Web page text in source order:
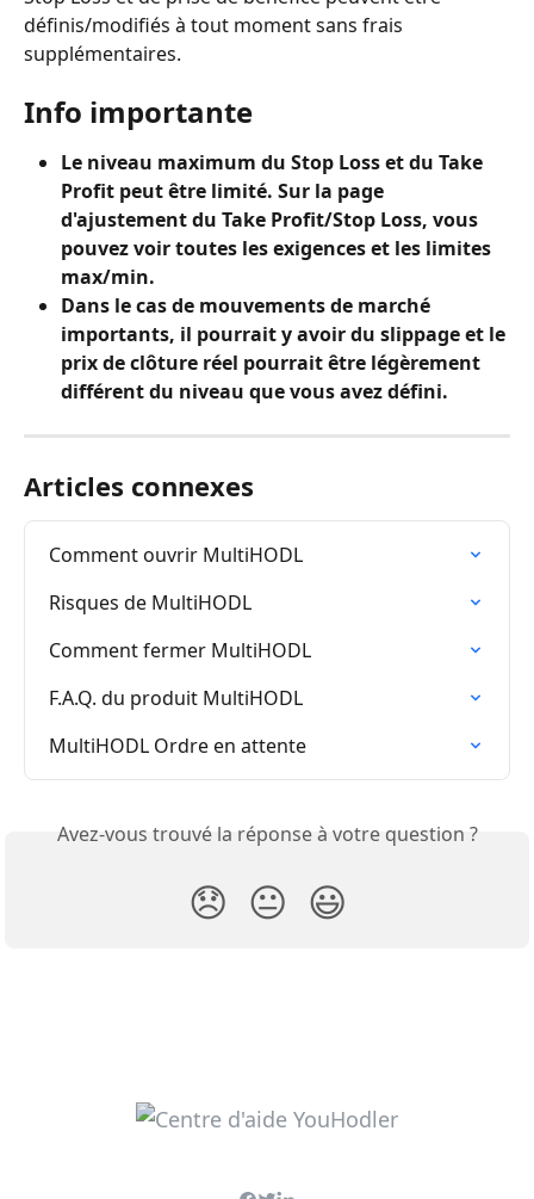
définis/modifiés à tout moment sans frais
supplémentaires.
Info importante
Le niveau maximum du Stop Loss et du Take
Profit peut être limité. Sur la page
d'ajustement du Take Profit/Stop Loss, vous
pouvez voir toutes les exigences et les limites
max/min.
Dans le cas de mouvements de marché
importants, il pourrait y avoir du slippage et le
prix de clôture réel pourrait être légèrement
différent du niveau que vous avez défini.
Articles connexes
Comment ouvrir MultiHODL
Risques de MultiHODL
Comment fermer MultiHODL
F.A.Q. du produit MultiHODL
MultiHODL Ordre en attente
Avez-vous trouvé la réponse à votre question ?
😞 😐 😃